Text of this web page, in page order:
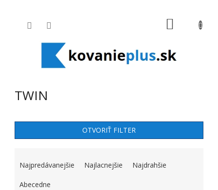
TWIN
OTVORIŤ FILTER
Najpredávanejšie Najlacnejšie Najdrahšie
Abecedne